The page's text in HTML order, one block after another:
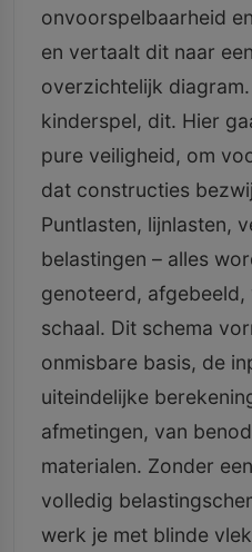
onvoorspelbaarheid
en vertaalt dit naar
overzichtelijk diagram.
kinderspel, dit. Hier
pure veiligheid, om
dat constructies
Puntlasten, lijnlasten,
belastingen – alles
genoteerd, afgebeeld,
schaal. Dit schema
onmisbare basis, de
uiteindelijke
afmetingen, van
materialen. Zonder
volledig
werk je met blinde